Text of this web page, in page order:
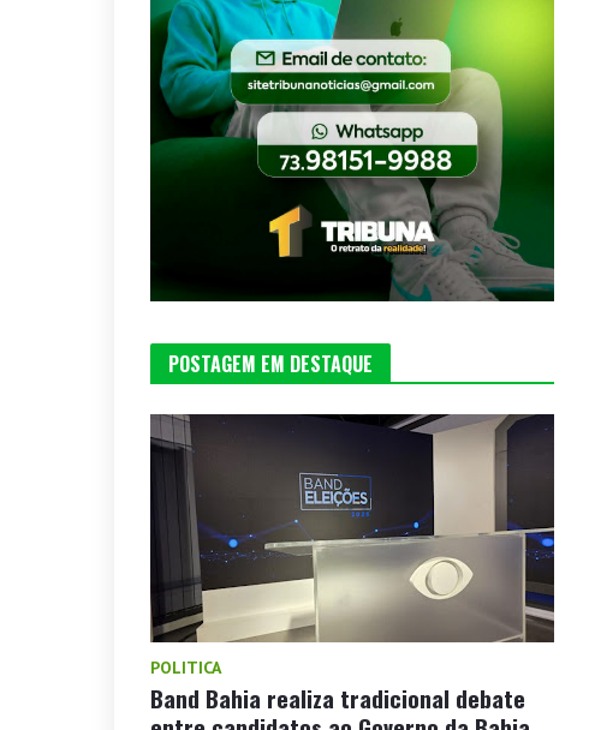
POSTAGEM EM DESTAQUE
POLITICA
Band Bahia realiza tradicional debate